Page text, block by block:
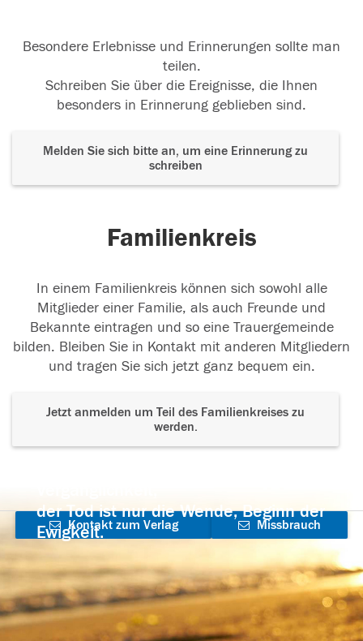
Besondere Erlebnisse und Erinnerungen sollte man
teilen.
Schreiben Sie über die Ereignisse, die Ihnen
besonders in Erinnerung geblieben sind.
Melden Sie sich bitte an, um eine Erinnerung zu
schreiben
Familienkreis
In einem Familienkreis können sich sowohl alle
Mitglieder einer Familie, als auch Freunde und
Bekannte eintragen und so eine Trauergemeinde
bilden. Bleiben Sie in Kontakt mit anderen Mitgliedern
und tragen Sie sich jetzt ganz bequem ein.
Jetzt anmelden um Teil des Familienkreises zu
werden.
der Tod ist nur die Wende, Beginn der
Ewigkeit.
Kontakt zum Verlag
aufnehmen
Missbrauch